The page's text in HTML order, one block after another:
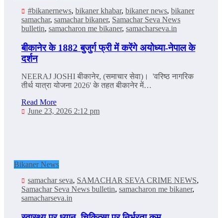
#bikanernews, bikaner khabar, bikaner news, bikaner
samachar, samachar bikaner, Samachar Seva News
bulletin, samacharon me bikaner, samacharseva.in
बीकानेर के 1882 बुजुर्ग फ्री में करेंगे अयोध्या-नेपाल के
दर्शन
NEERAJ JOSHI बीकानेर, (समाचार सेवा)। 'वरिष्ठ नागरिक
तीर्थ यात्रा योजना 2026' के तहत बीकानेर में…
Read More
June 23, 2026 2:12 pm
Bikaner News
samachar seva, SAMACHAR SEVA CRIME NEWS,
Samachar Seva News bulletin, samacharon me bikaner,
samacharseva.in